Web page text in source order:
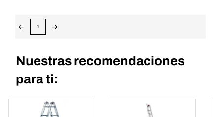
1
Nuestras recomendaciones
para ti: